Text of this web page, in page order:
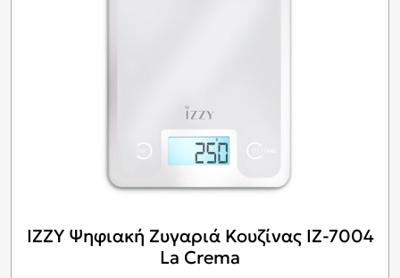
IZZY Ψηφιακή Ζυγαριά Κουζίνας IZ-7004
La Crema